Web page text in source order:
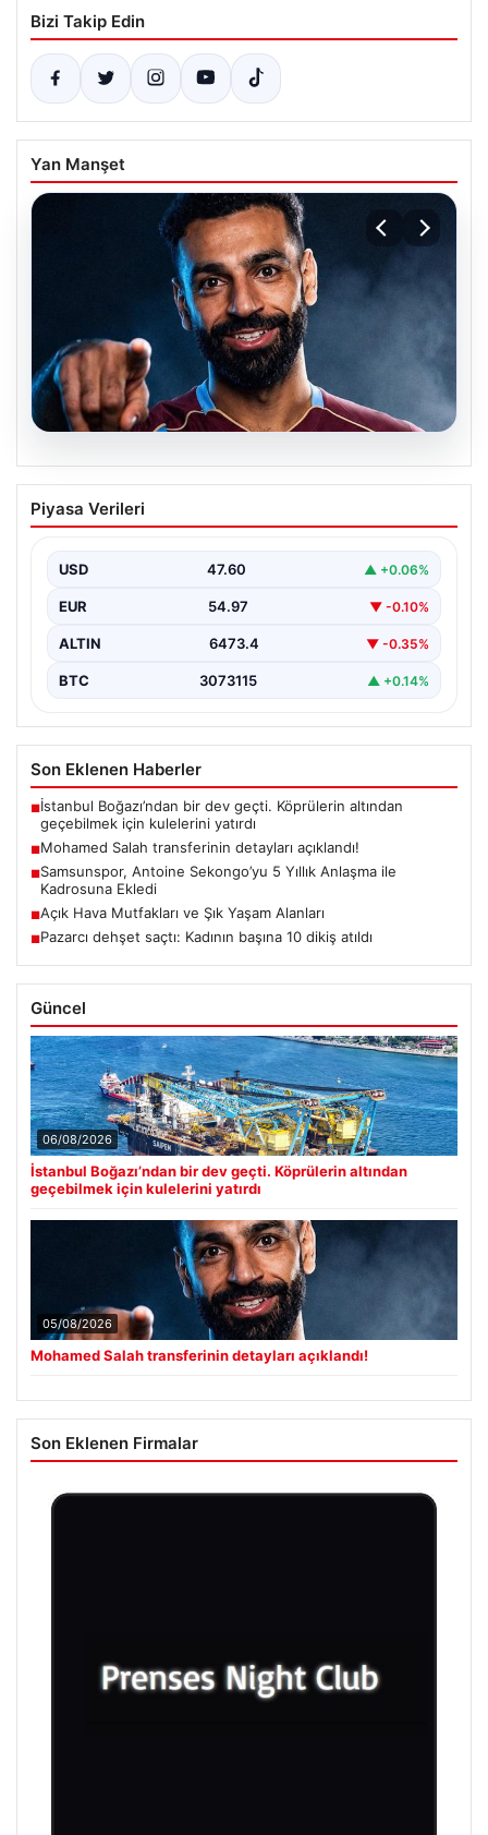
Bizi Takip Edin
Yan Manşet
05.08.2026
Mohamed Salah transferinin detayları
açıklandı!
Piyasa Verileri
USD 47.60 ▲ +0.06%
EUR 54.97 ▼ -0.10%
ALTIN 6473.4 ▼ -0.35%
BTC 3073115 ▲ +0.14%
Son Eklenen Haberler
■İstanbul Boğazı’ndan bir dev geçti. Köprülerin altından
geçebilmek için kulelerini yatırdı
■Mohamed Salah transferinin detayları açıklandı!
■Samsunspor, Antoine Sekongo’yu 5 Yıllık Anlaşma ile
Kadrosuna Ekledi
■Açık Hava Mutfakları ve Şık Yaşam Alanları
■Pazarcı dehşet saçtı: Kadının başına 10 dikiş atıldı
Güncel
06/08/2026
İstanbul Boğazı’ndan bir dev geçti. Köprülerin altından
geçebilmek için kulelerini yatırdı
05/08/2026
Mohamed Salah transferinin detayları açıklandı!
Son Eklenen Firmalar